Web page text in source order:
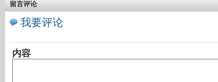
留言评论
我要评论
内容